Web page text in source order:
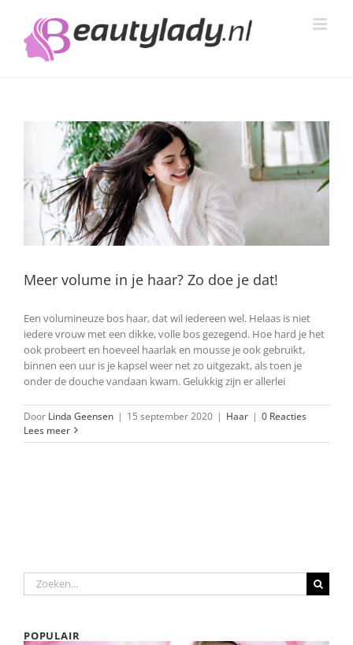
inhoud
Meer volume in je haar? Zo doe je dat!
Een volumineuze bos haar, dat wil iedereen wel. Helaas is niet
iedere vrouw met een dikke, volle bos gezegend. Hoe hard je het
ook probeert en hoeveel haarlak en mousse je ook gebruikt,
binnen een uur is je kapsel weer net zo uitgezakt, als toen je
onder de douche vandaan kwam. Gelukkig zijn er allerlei
Door Linda Geensen | 15 september 2020 | Haar | 0 Reacties
Lees meer
Zoeken
naar:
POPULAIR